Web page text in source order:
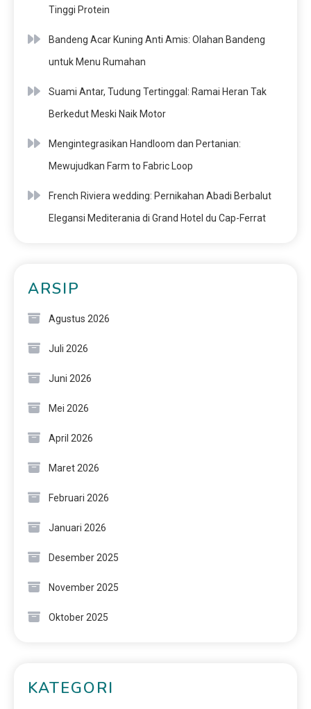
Tinggi Protein
Bandeng Acar Kuning Anti Amis: Olahan Bandeng
untuk Menu Rumahan
Suami Antar, Tudung Tertinggal: Ramai Heran Tak
Berkedut Meski Naik Motor
Mengintegrasikan Handloom dan Pertanian:
Mewujudkan Farm to Fabric Loop
French Riviera wedding: Pernikahan Abadi Berbalut
Elegansi Mediterania di Grand Hotel du Cap-Ferrat
ARSIP
Agustus 2026
Juli 2026
Juni 2026
Mei 2026
April 2026
Maret 2026
Februari 2026
Januari 2026
Desember 2025
November 2025
Oktober 2025
KATEGORI